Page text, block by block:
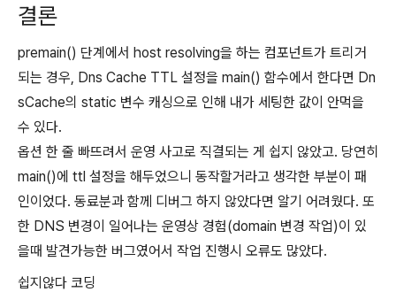
결론
premain() 단계에서 host resolving을 하는 컴포넌트가 트리거
되는 경우, Dns Cache TTL 설정을 main() 함수에서 한다면 Dn
sCache의 static 변수 캐싱으로 인해 내가 세팅한 값이 안먹을
수 있다.
옵션 한 줄 빠뜨려서 운영 사고로 직결되는 게 쉽지 않았고. 당연히
main()에 ttl 설정을 해두었으니 동작할거라고 생각한 부분이 패
인이었다. 동료분과 함께 디버그 하지 않았다면 알기 어려웠다. 또
한 DNS 변경이 일어나는 운영상 경험(domain 변경 작업)이 있
을때 발견가능한 버그였어서 작업 진행시 오류도 많았다.
쉽지않다 코딩